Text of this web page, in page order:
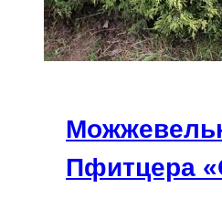
Пфитцера